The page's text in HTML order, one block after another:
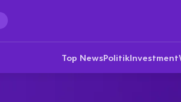
Top NewsPolitikInvestment